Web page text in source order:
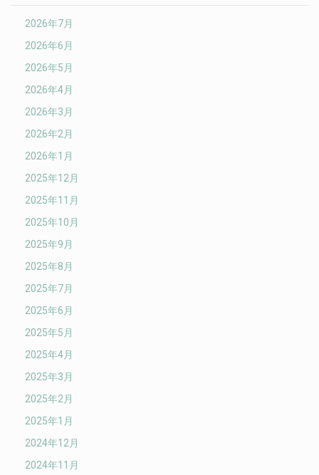
2026年7月
2026年6月
2026年5月
2026年4月
2026年3月
2026年2月
2026年1月
2025年12月
2025年11月
2025年10月
2025年9月
2025年8月
2025年7月
2025年6月
2025年5月
2025年4月
2025年3月
2025年2月
2025年1月
2024年12月
2024年11月